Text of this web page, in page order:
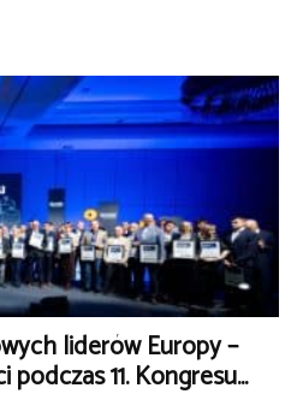
liderów Europy –
11. Kongresu...